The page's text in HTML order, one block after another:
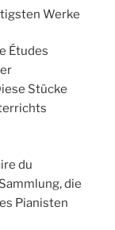
Werke
Études
Stücke
du
die
Pianisten